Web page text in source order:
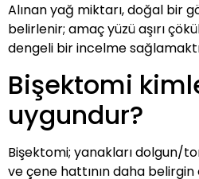
Alınan yağ miktarı, doğal bir
belirlenir; amaç yüzü aşırı
dengeli bir incelme
Bişektomi
uygundur?
Bişektomi; yanakları dolgun/
ve çene hattının daha belirgin